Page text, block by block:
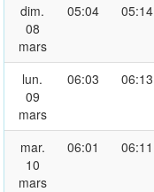
dim.
08
mars
05:04 05:14
lun.
09
mars
06:03 06:13
mar.
10
mars
06:01 06:11